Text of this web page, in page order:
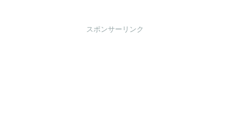
スポンサーリンク